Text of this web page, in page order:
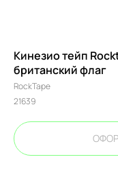
Кинезио тейп
британский флаг
RockTape
21639